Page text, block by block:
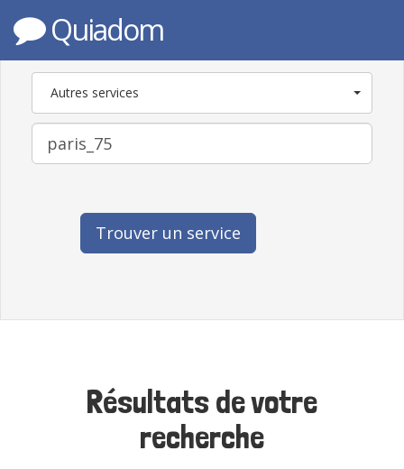
Quiadom
Autres services
Trouver un service
Résultats de votre
recherche